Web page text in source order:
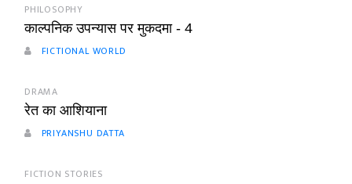
PHILOSOPHY
काल्पनिक उपन्यास पर मुकदमा - 4
FICTIONAL WORLD
DRAMA
रेत का आशियाना
PRIYANSHU DATTA
FICTION STORIES